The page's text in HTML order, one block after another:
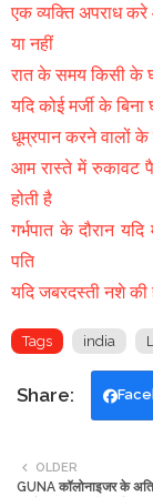
एक व्यक्ति अपराध करे
या नहीं
रात के समय किसी के
यदि कोई मर्जी के
धूम्रपान करने वालों के
आम रास्ते में रुकावट
होती है
गर्भपात के दौरान
पति
यदि जबरदस्ती नशे की
Tags india
OLDER
GUNA कॉलोनाइजर के